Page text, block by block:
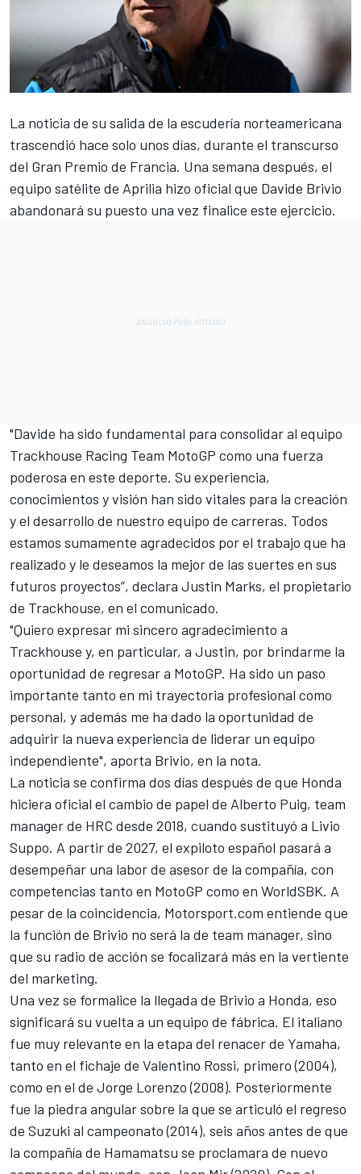
La noticia de su salida de la escudería norteamericana
trascendió hace solo unos días, durante el transcurso
del Gran Premio de Francia. Una semana después, el
equipo satélite de Aprilia hizo oficial que Davide Brivio
abandonará su puesto una vez finalice este ejercicio.
"Davide ha sido fundamental para consolidar al equipo
Trackhouse Racing Team MotoGP como una fuerza
poderosa en este deporte. Su experiencia,
conocimientos y visión han sido vitales para la creación
y el desarrollo de nuestro equipo de carreras. Todos
estamos sumamente agradecidos por el trabajo que ha
realizado y le deseamos la mejor de las suertes en sus
futuros proyectos”, declara Justin Marks, el propietario
de Trackhouse, en el comunicado.
"Quiero expresar mi sincero agradecimiento a
Trackhouse y, en particular, a Justin, por brindarme la
oportunidad de regresar a MotoGP. Ha sido un paso
importante tanto en mi trayectoria profesional como
personal, y además me ha dado la oportunidad de
adquirir la nueva experiencia de liderar un equipo
independiente", aporta Brivio, en la nota.
La noticia se confirma dos días después de que Honda
hiciera oficial el cambio de papel de Alberto Puig, team
manager de HRC desde 2018, cuando sustituyó a Livio
Suppo. A partir de 2027, el expiloto español pasará a
desempeñar una labor de asesor de la compañía, con
competencias tanto en MotoGP como en WorldSBK. A
pesar de la coincidencia, Motorsport.com entiende que
la función de Brivio no será la de team manager, sino
que su radio de acción se focalizará más en la vertiente
del marketing.
Una vez se formalice la llegada de Brivio a Honda, eso
significará su vuelta a un equipo de fábrica. El italiano
fue muy relevante en la etapa del renacer de Yamaha,
tanto en el fichaje de Valentino Rossi, primero (2004),
como en el de Jorge Lorenzo(2008). Posteriormente
fue la piedra angular sobre la que se articuló el regreso
de Suzuki al campeonato (2014), seis años antes de que
la compañía de Hamamatsu se proclamara de nuevo